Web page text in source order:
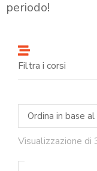
periodo!
Filtra i corsi
Visualizzazione di